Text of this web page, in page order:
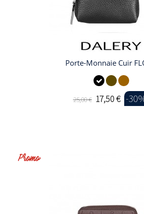
Porte-Monnaie Cuir
25,00 € 17,50 € -